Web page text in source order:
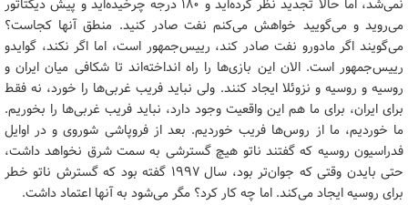
نمی‌شد، اما حالا تجدید نظر کرده‌اید و ۱۸۰ درجه چرخیده‌اید و پیش دیکتاتور
می‌روید و می‌گویید خواهش می‌کنم نفت صادر کنید. منطق آنها کجاست؟
می‌گویند اگر مادورو نفت صادر کند، رییس‌جمهور است، اما اگر نکند، گوایدو
رییس‌جمهور است. الان این بازی‌ها را راه انداخته‌اند تا شکافی میان ایران و
روسیه و روسیه و نزوئلا ایجاد کنند. ولی نباید فریب غربی‌ها را خورد، نه فقط
برای ایران، برای ما هم این واقعیت وجود دارد، نباید فریب غربی‌ها را بخوریم.
ما خوردیم، ما از روس‌ها فریب خوردیم. بعد از فروپاشی شوروی و در اوایل
فدراسیون روسیه که گفتند ناتو هیچ گسترشی به سمت شرق نخواهد داشت،
حتی بایدن وقتی که جوان‌تر بود، سال ۱۹۹۷ گفته ‌بود که گسترش ناتو خطر
برای روسیه ایجاد می‌کند. اما چه کار کرد؟ مگر می‌شود به آنها اعتماد داشت.